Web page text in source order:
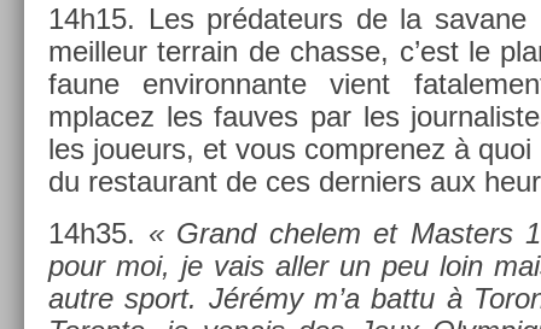
14h15. Les prédateurs de la
meil­leur ter­rain de chas­se, c’est le
faune en­viron­nante vient
mplacez les fauves par les
les joueurs, et vous com­prenez à
du re­staurant de ces de­rni­ers aux
14h35. « Grand chelem et Mast­ers
pour moi, je vais aller un peu loin
autre sport. Jérémy m’a battu à